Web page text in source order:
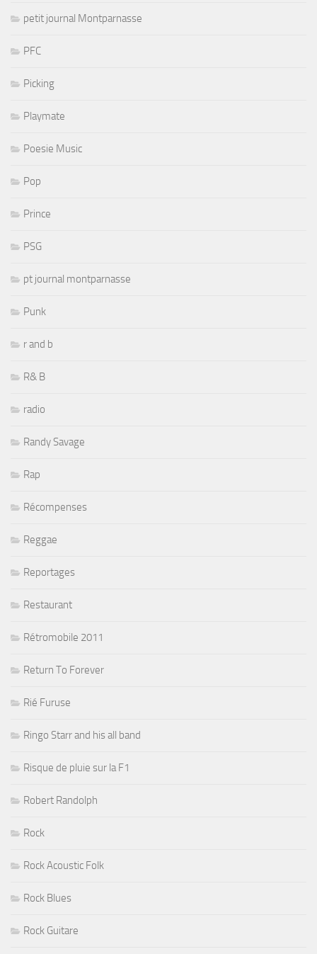
petit journal Montparnasse
PFC
Picking
Playmate
Poesie Music
Pop
Prince
PSG
pt journal montparnasse
Punk
r and b
R& B
radio
Randy Savage
Rap
Récompenses
Reggae
Reportages
Restaurant
Rétromobile 2011
Return To Forever
Rié Furuse
Ringo Starr and his all band
Risque de pluie sur la F1
Robert Randolph
Rock
Rock Acoustic Folk
Rock Blues
Rock Guitare